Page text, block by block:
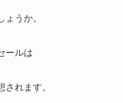
うか。
ールは
れます。